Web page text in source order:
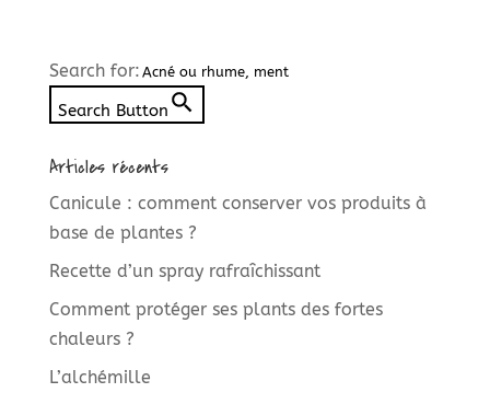
Search for:
Search Button
Articles récents
Canicule : comment conserver vos produits à
base de plantes ?
Recette d’un spray rafraîchissant
Comment protéger ses plants des fortes
chaleurs ?
L’alchémille